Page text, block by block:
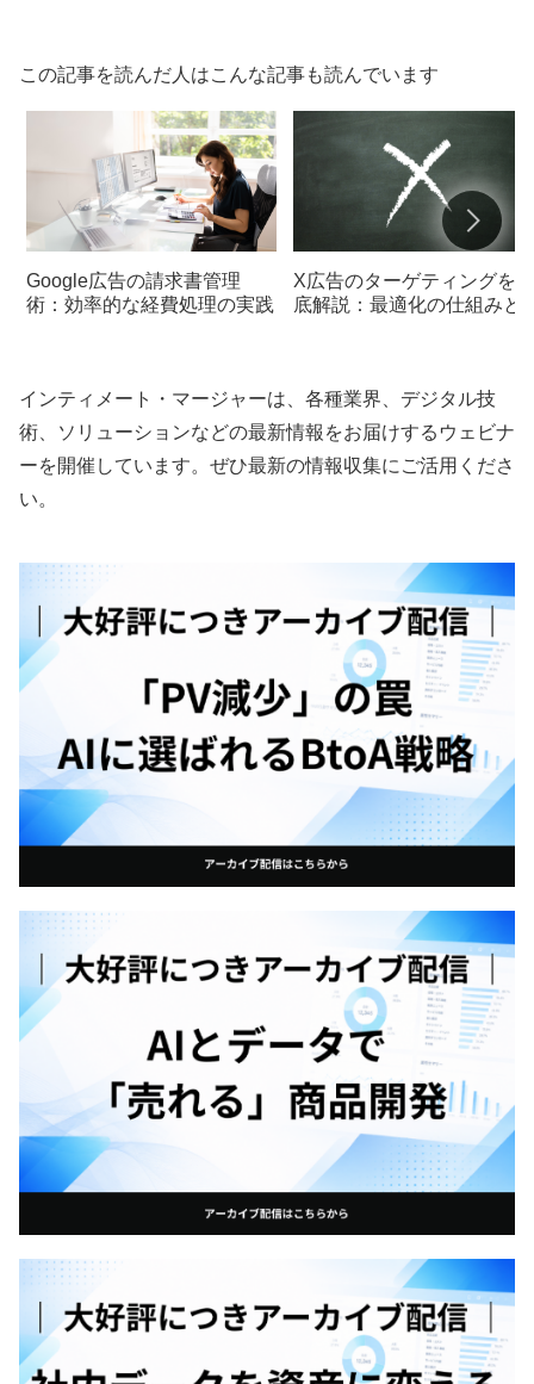
この記事を読んだ人はこんな記事も読んでいます
Google広告の請求書管理
術：効率的な経費処理の実践
X広告のターゲティングを徹
底解説：最適化の仕組みと
インティメート・マージャーは、各種業界、デジタル技
術、ソリューションなどの最新情報をお届けするウェビナ
ーを開催しています。ぜひ最新の情報収集にご活用くださ
い。